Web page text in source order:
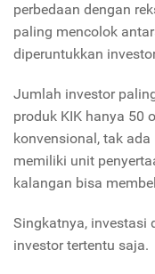
perbedaan dengan
paling mencolok
diperuntukkan
Jumlah investor
produk KIK hanya 50
konvensional, tak
memiliki unit
kalangan bisa
Singkatnya, investasi
investor tertentu saja.